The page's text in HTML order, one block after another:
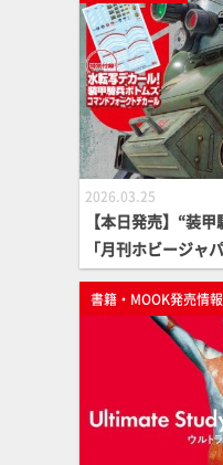
2026.03.25
【本日発売】“装
「月刊ホビージャ
ックアップ。特別
トムズ コマンドフ
書籍・MOOK発売情報